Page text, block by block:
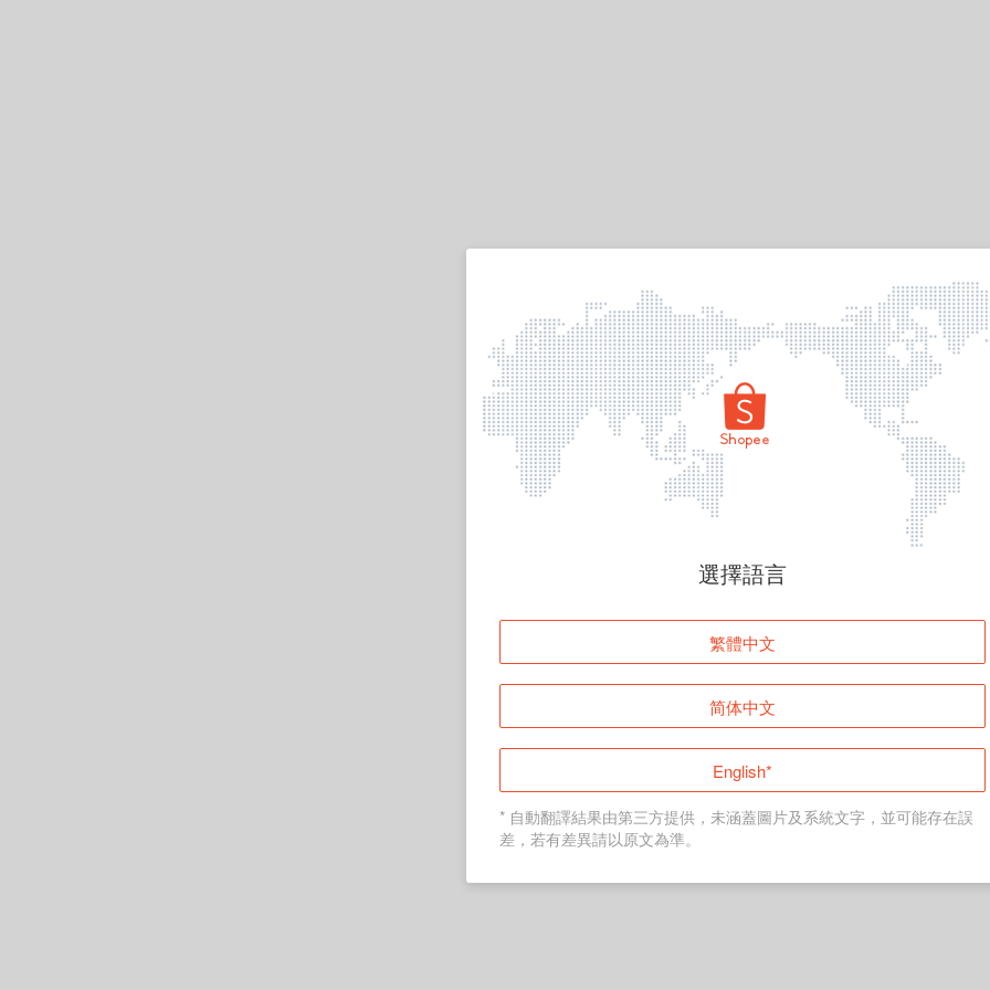
頁面無法顯示
登入
返回首頁
選擇語言
繁體中文
简体中文
English*
* 自動翻譯結果由第三方提供，未涵蓋圖片及系統文字，並可能存在誤
差，若有差異請以原文為準。